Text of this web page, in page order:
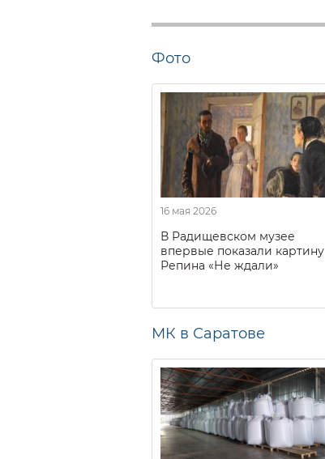
Фото
16 мая 2026
В Радищевском музее
впервые показали картину
Репина «Не ждали»
МК в Саратове